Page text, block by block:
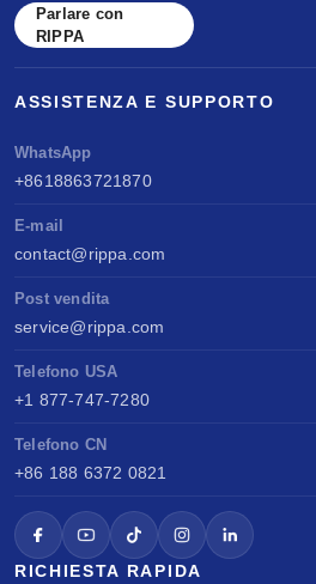
Parlare con
RIPPA
ASSISTENZA E SUPPORTO
WhatsApp
+8618863721870
E-mail
contact@rippa.com
Post vendita
service@rippa.com
Telefono USA
+1 877-747-7280
Telefono CN
+86 188 6372 0821
RICHIESTA RAPIDA